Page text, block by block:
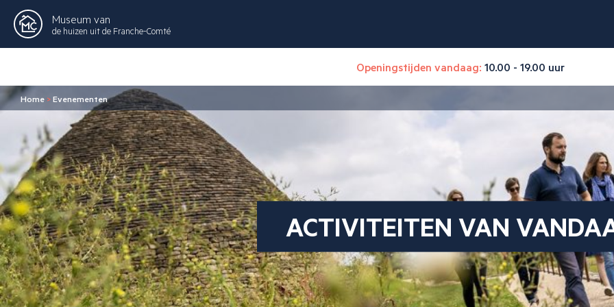
Museum van
de huizen uit de Franche-Comté
Openingstijden vandaag: 10.00 - 19.00 uur
Home >Evenementen
ACTIVITEITEN VAN